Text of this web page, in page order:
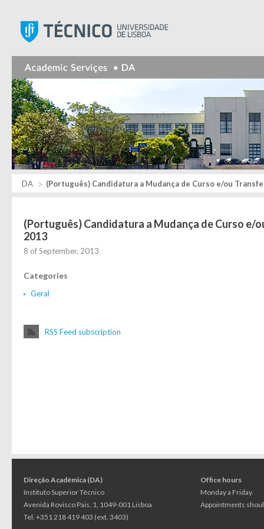
DA (Português) Candidatura a Mudança de Curso e/ou
(Português) Candidatura a Mudança de Curso e/
2013
8 of September, 2013
Categories
Geral
RSS Feed subscription
Direção Académica (DA)
Instituto Superior Técnico
Avenida Rovisco Pais, 1, 1049-001 Lisboa
Tel. +351 218 419 403 (ext. 3403)
Office hours
Monday a Friday.
Appointments